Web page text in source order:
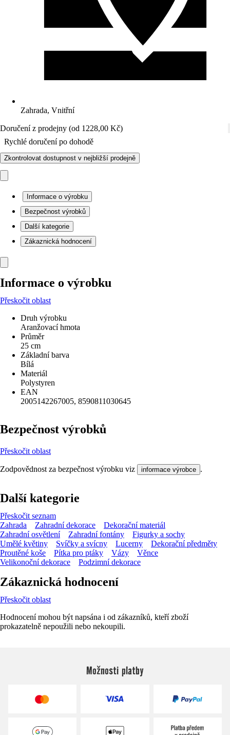
Zahrada, Vnitřní
Doručení z prodejny (od 1228,00 Kč)
Rychlé doručení po dohodě
Zkontrolovat dostupnost v nejbližší prodejně
Informace o výrobku
Bezpečnost výrobků
Další kategorie
Zákaznická hodnocení
Informace o výrobku
Přeskočit oblast
Druh výrobku
Aranžovací hmota
Průměr
25 cm
Základní barva
Bílá
Materiál
Polystyren
EAN
2005142267005, 8590811030645
Bezpečnost výrobků
Přeskočit oblast
Zodpovědnost za bezpečnost výrobku viz informace výrobce .
Další kategorie
Přeskočit seznam
Zahrada
Zahradní dekorace
Dekorační materiál
Zahradní osvětlení
Zahradní fontány
Figurky a sochy
Umělé květiny
Svíčky a svícny Lucerny
Dekorační předměty
Proutěné koše
Pítka pro ptáky Vázy
Věnce
Velikonoční dekorace
Podzimní dekorace
Zákaznická hodnocení
Přeskočit oblast
Hodnocení mohou být napsána i od zákazníků, kteří zboží
prokazatelně nepoužili nebo nekoupili.
Možnosti platby